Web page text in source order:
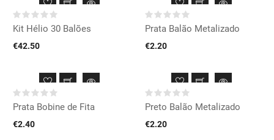
Kit Hélio 30 Balões
€42.50
Prata Balão Metalizado
€2.20
Prata Bobine de Fita
€2.40
Preto Balão Metalizado
€2.20